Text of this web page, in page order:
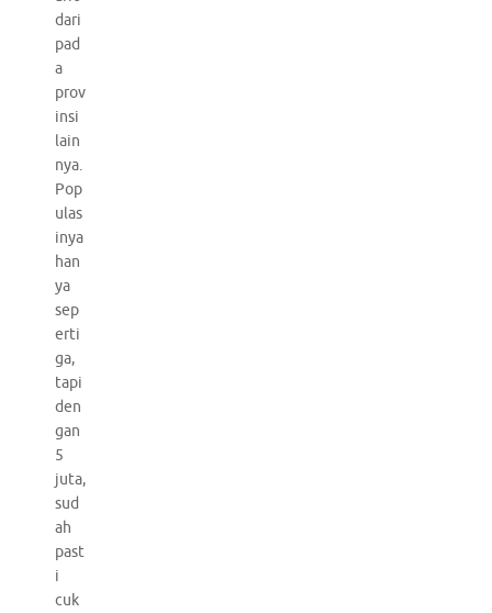
dari
pad
a
prov
insi
lain
nya.
Pop
ulas
inya
han
ya
sep
erti
ga,
tapi
den
gan
5
juta,
sud
ah
past
i
cuk